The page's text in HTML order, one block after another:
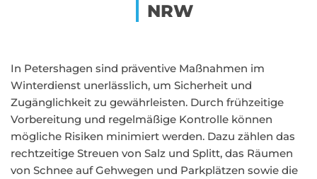
NRW
In Petershagen sind präventive Maßnahmen im
Winterdienst unerlässlich, um Sicherheit und
Zugänglichkeit zu gewährleisten. Durch frühzeitige
Vorbereitung und regelmäßige Kontrolle können
mögliche Risiken minimiert werden. Dazu zählen das
rechtzeitige Streuen von Salz und Splitt, das Räumen
von Schnee auf Gehwegen und Parkplätzen sowie die